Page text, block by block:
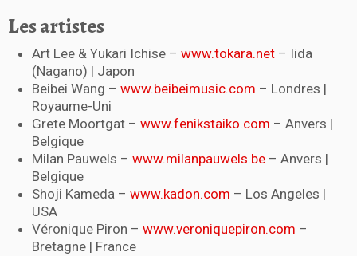
Les artistes
Art Lee & Yukari Ichise – www.tokara.net – Iida
(Nagano) | Japon
Beibei Wang – www.beibeimusic.com – Londres |
Royaume-Uni
Grete Moortgat – www.fenikstaiko.com – Anvers |
Belgique
Milan Pauwels – www.milanpauwels.be – Anvers |
Belgique
Shoji Kameda – www.kadon.com – Los Angeles |
USA
Véronique Piron – www.veroniquepiron.com –
Bretagne | France